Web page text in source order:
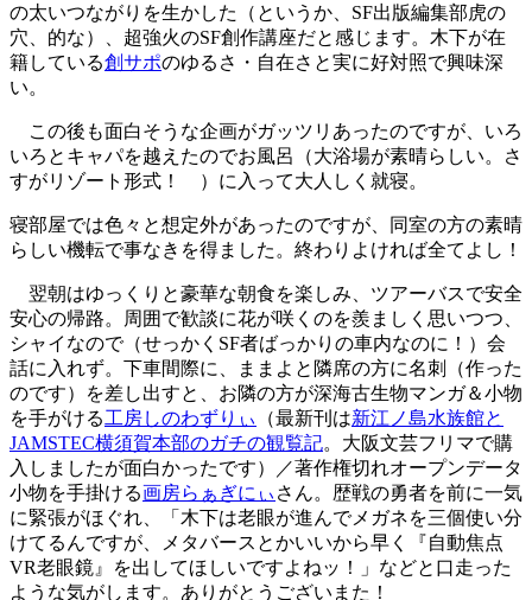
の太いつながりを生かした（というか、SF出版編集部虎の
穴、的な）、超強火のSF創作講座だと感じます。木下が在
籍している創サポのゆるさ・自在さと実に好対照で興味深
い。
この後も面白そうな企画がガッツリあったのですが、いろ
いろとキャパを越えたのでお風呂（大浴場が素晴らしい。さ
すがリゾート形式！ ）に入って大人しく就寝。
寝部屋では色々と想定外があったのですが、同室の方の素晴
らしい機転で事なきを得ました。終わりよければ全てよし！
翌朝はゆっくりと豪華な朝食を楽しみ、ツアーバスで安全
安心の帰路。周囲で歓談に花が咲くのを羨ましく思いつつ、
シャイなので（せっかくSF者ばっかりの車内なのに！）会
話に入れず。下車間際に、ままよと隣席の方に名刺（作った
のです）を差し出すと、お隣の方が深海古生物マンガ＆小物
を手がける工房しのわずりぃ （最新刊は新江ノ島水族館と
JAMSTEC横須賀本部のガチの観覧記。大阪文芸フリマで購
入しましたが面白かったです）／著作権切れオープンデータ
小物を手掛ける画房らぁぎにぃ さん。歴戦の勇者を前に一気
に緊張がほぐれ、「木下は老眼が進んでメガネを三個使い分
けてるんですが、メタバースとかいいから早く『自動焦点
VR老眼鏡』を出してほしいですよねッ！」などと口走った
ような気がします。ありがとうございまた！